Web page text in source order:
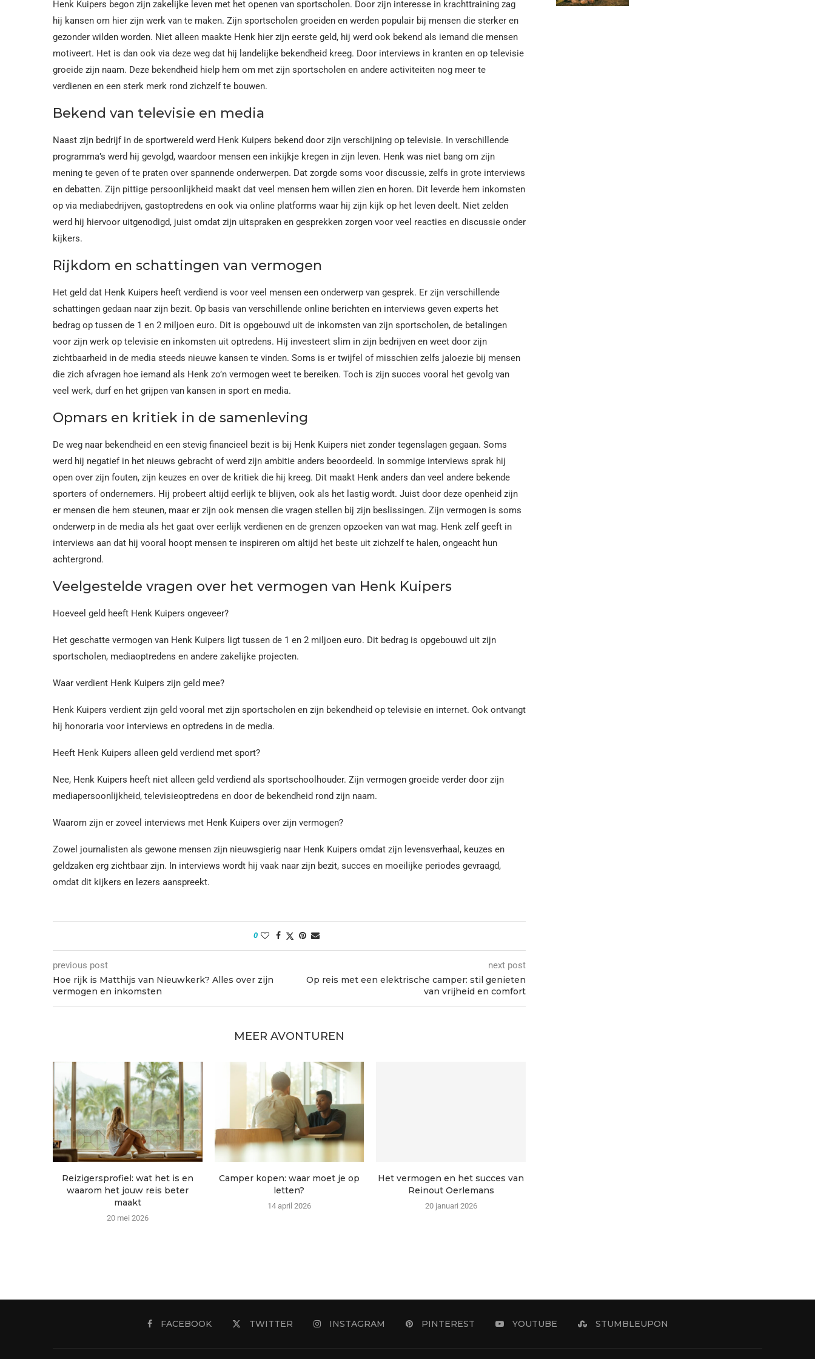
Henk Kuipers begon zijn zakelijke leven met het openen van sportscholen. Door zijn interesse in krachttraining zag
hij kansen om hier zijn werk van te maken. Zijn sportscholen groeiden en werden populair bij mensen die sterker en
gezonder wilden worden. Niet alleen maakte Henk hier zijn eerste geld, hij werd ook bekend als iemand die mensen
motiveert. Het is dan ook via deze weg dat hij landelijke bekendheid kreeg. Door interviews in kranten en op televisie
groeide zijn naam. Deze bekendheid hielp hem om met zijn sportscholen en andere activiteiten nog meer te
verdienen en een sterk merk rond zichzelf te bouwen.
Bekend van televisie en media
Naast zijn bedrijf in de sportwereld werd Henk Kuipers bekend door zijn verschijning op televisie. In verschillende
programma’s werd hij gevolgd, waardoor mensen een inkijkje kregen in zijn leven. Henk was niet bang om zijn
mening te geven of te praten over spannende onderwerpen. Dat zorgde soms voor discussie, zelfs in grote interviews
en debatten. Zijn pittige persoonlijkheid maakt dat veel mensen hem willen zien en horen. Dit leverde hem inkomsten
op via mediabedrijven, gastoptredens en ook via online platforms waar hij zijn kijk op het leven deelt. Niet zelden
werd hij hiervoor uitgenodigd, juist omdat zijn uitspraken en gesprekken zorgen voor veel reacties en discussie onder
kijkers.
Rijkdom en schattingen van vermogen
Het geld dat Henk Kuipers heeft verdiend is voor veel mensen een onderwerp van gesprek. Er zijn verschillende
schattingen gedaan naar zijn bezit. Op basis van verschillende online berichten en interviews geven experts het
bedrag op tussen de 1 en 2 miljoen euro. Dit is opgebouwd uit de inkomsten van zijn sportscholen, de betalingen
voor zijn werk op televisie en inkomsten uit optredens. Hij investeert slim in zijn bedrijven en weet door zijn
zichtbaarheid in de media steeds nieuwe kansen te vinden. Soms is er twijfel of misschien zelfs jaloezie bij mensen
die zich afvragen hoe iemand als Henk zo’n vermogen weet te bereiken. Toch is zijn succes vooral het gevolg van
veel werk, durf en het grijpen van kansen in sport en media.
Opmars en kritiek in de samenleving
De weg naar bekendheid en een stevig financieel bezit is bij Henk Kuipers niet zonder tegenslagen gegaan. Soms
werd hij negatief in het nieuws gebracht of werd zijn ambitie anders beoordeeld. In sommige interviews sprak hij
open over zijn fouten, zijn keuzes en over de kritiek die hij kreeg. Dit maakt Henk anders dan veel andere bekende
sporters of ondernemers. Hij probeert altijd eerlijk te blijven, ook als het lastig wordt. Juist door deze openheid zijn
er mensen die hem steunen, maar er zijn ook mensen die vragen stellen bij zijn beslissingen. Zijn vermogen is soms
onderwerp in de media als het gaat over eerlijk verdienen en de grenzen opzoeken van wat mag. Henk zelf geeft in
interviews aan dat hij vooral hoopt mensen te inspireren om altijd het beste uit zichzelf te halen, ongeacht hun
achtergrond.
Veelgestelde vragen over het vermogen van Henk Kuipers
Hoeveel geld heeft Henk Kuipers ongeveer?
Het geschatte vermogen van Henk Kuipers ligt tussen de 1 en 2 miljoen euro. Dit bedrag is opgebouwd uit zijn
sportscholen, mediaoptredens en andere zakelijke projecten.
Waar verdient Henk Kuipers zijn geld mee?
Henk Kuipers verdient zijn geld vooral met zijn sportscholen en zijn bekendheid op televisie en internet. Ook ontvangt
hij honoraria voor interviews en optredens in de media.
Heeft Henk Kuipers alleen geld verdiend met sport?
Nee, Henk Kuipers heeft niet alleen geld verdiend als sportschoolhouder. Zijn vermogen groeide verder door zijn
mediapersoonlijkheid, televisieoptredens en door de bekendheid rond zijn naam.
Waarom zijn er zoveel interviews met Henk Kuipers over zijn vermogen?
Zowel journalisten als gewone mensen zijn nieuwsgierig naar Henk Kuipers omdat zijn levensverhaal, keuzes en
geldzaken erg zichtbaar zijn. In interviews wordt hij vaak naar zijn bezit, succes en moeilijke periodes gevraagd,
omdat dit kijkers en lezers aanspreekt.
0
previous post
Hoe rijk is Matthijs van Nieuwkerk? Alles over zijn
vermogen en inkomsten
next post
Op reis met een elektrische camper: stil genieten
van vrijheid en comfort
MEER AVONTUREN
Reizigersprofiel: wat het is en
waarom het jouw reis beter
maakt
20 mei 2026
Camper kopen: waar moet je op
letten?
14 april 2026
Het vermogen en het succes van
Reinout Oerlemans
20 januari 2026
FACEBOOK TWITTER INSTAGRAM PINTEREST YOUTUBE STUMBLEUPON